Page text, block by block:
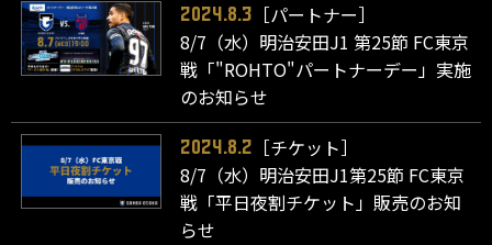
2024.8.3
［パートナー］
8/7（水）明治安田J1 第25節 FC東京
戦「"ROHTO"パートナーデー」実施
のお知らせ
2024.8.2
［チケット］
8/7（水）明治安田J1第25節 FC東京
戦「平日夜割チケット」販売のお知
らせ